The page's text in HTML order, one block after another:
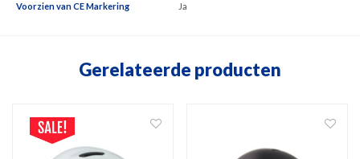
Voorzien van CE Markering Ja
Gerelateerde producten